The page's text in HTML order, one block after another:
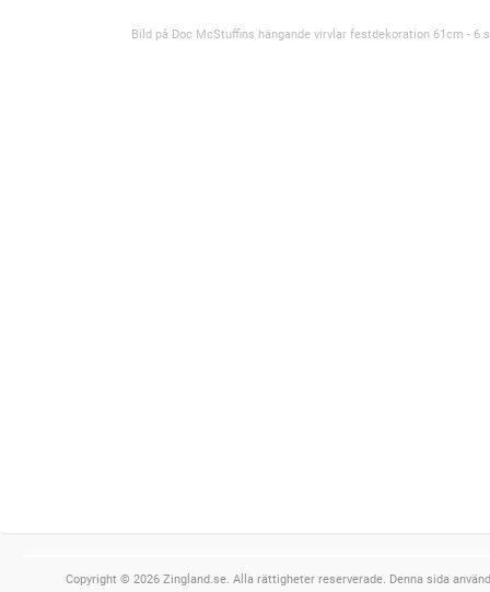
Bild på Doc McStuffins hängande virvlar festdekoration 61cm - 6
Copyright © 2026 Zingland.se. Alla rättigheter reserverade. Denna sida